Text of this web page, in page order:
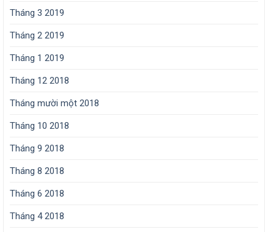
Tháng 3 2019
Tháng 2 2019
Tháng 1 2019
Tháng 12 2018
Tháng mười một 2018
Tháng 10 2018
Tháng 9 2018
Tháng 8 2018
Tháng 6 2018
Tháng 4 2018